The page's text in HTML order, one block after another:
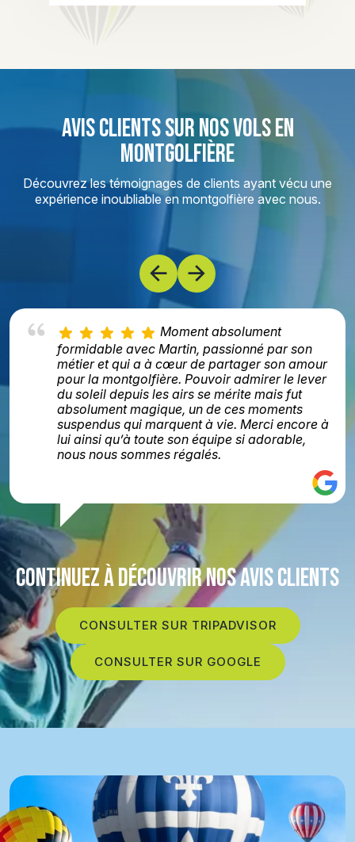
AVIS CLIENTS SUR NOS VOLS EN
MONTGOLFIÈRE
Découvrez les témoignages de clients ayant vécu une
expérience inoubliable en montgolfière avec nous.
Moment absolument
formidable avec Martin, passionné par son
métier et qui a à cœur de partager son amour
pour la montgolfière. Pouvoir admirer le lever
du soleil depuis les airs se mérite mais fut
absolument magique, un de ces moments
suspendus qui marquent à vie. Merci encore à
lui ainsi qu’à toute son équipe si adorable,
nous nous sommes régalés.
CONTINUEZ À DÉCOUVRIR NOS AVIS CLIENTS
CONSULTER SUR TRIPADVISOR
CONSULTER SUR GOOGLE